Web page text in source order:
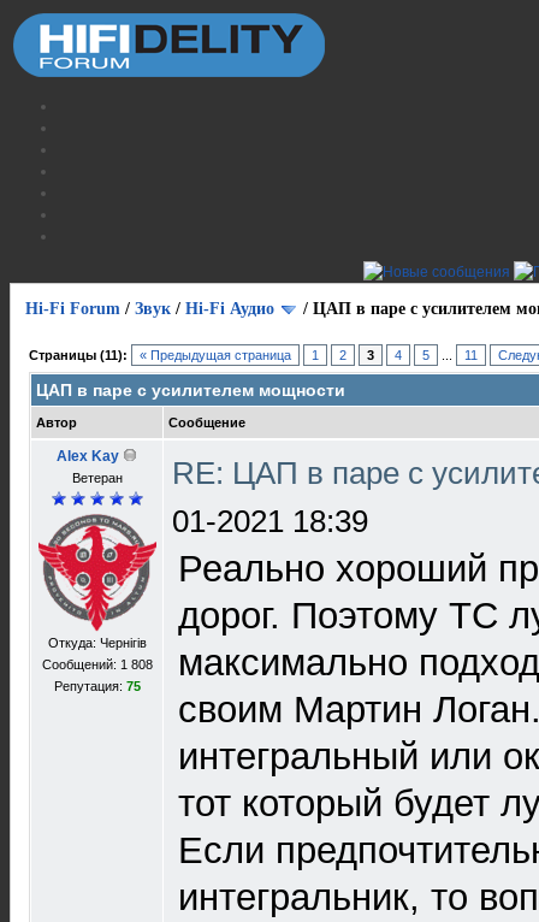
Hi-Fi Forum / Звук / Hi-Fi Аудио / ЦАП в паре с усилителем
Страницы (11): « Предыдущая страница 1 2 3 4 5 11
ЦАП в паре с усилителем мощности
Автор Сообщение
Alex Kay
Ветеран
Откуда: Чернігів
Сообщений: 1 808
Репутация: 75
RE: ЦАП в паре с
01-2021 18:39
Реально хороший
дорог. Поэтому ТС
максимально
своим Мартин
интегральный или
тот который будет
Если
интегральник, то